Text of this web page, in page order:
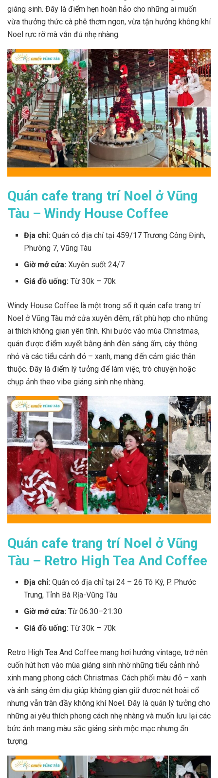
giáng sinh. Đây là điểm hẹn hoàn hảo cho những ai muốn
vừa thưởng thức cà phê thơm ngon, vừa tận hưởng không khí
Noel rực rỡ mà vẫn đủ nhẹ nhàng.
Quán cafe trang trí Noel ở Vũng
Tàu – Windy House Coffee
Địa chỉ: Quán có địa chỉ tại 459/17 Trương Công Định,
Phường 7, Vũng Tàu
Giờ mở cửa:Xuyên suốt 24/7
Giá đồ uống:Từ 30k – 70k
Windy House Coffee là một trong số ít quán cafe trang trí
Noel ở Vũng Tàu mở cửa xuyên đêm, rất phù hợp cho những
ai thích không gian yên tĩnh. Khi bước vào mùa Christmas,
quán được điểm xuyết bằng ánh đèn sáng ấm, cây thông
nhỏ và các tiểu cảnh đỏ – xanh, mang đến cảm giác thân
thuộc. Đây là điểm lý tưởng để làm việc, trò chuyện hoặc
chụp ảnh theo vibe giáng sinh nhẹ nhàng.
Quán cafe trang trí Noel ở Vũng
Tàu – Retro High Tea And Coffee
Địa chỉ: Quán có địa chỉ tại 24 – 26 Tô Ký, P. Phước
Trung, Tỉnh Bà Rịa-Vũng Tàu
Giờ mở cửa:Từ 06:30–21:30
Giá đồ uống:Từ 30k – 70k
Retro High Tea And Coffee mang hơi hướng vintage, trở nên
cuốn hút hơn vào mùa giáng sinh nhờ những tiểu cảnh nhỏ
xinh mang phong cách Christmas. Cách phối màu đỏ – xanh
và ánh sáng êm dịu giúp không gian giữ được nét hoài cổ
nhưng vẫn tràn đầy không khí Noel. Đây là quán lý tưởng cho
những ai yêu thích phong cách nhẹ nhàng và muốn lưu lại các
bức ảnh mang màu sắc giáng sinh mộc mạc nhưng ấn
tượng.